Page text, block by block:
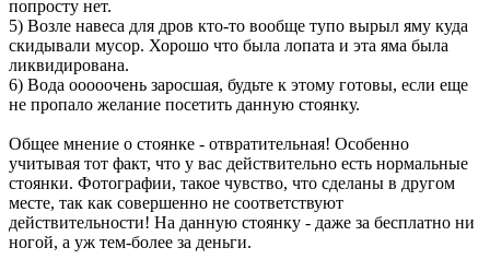
попросту нет.
5) Возле навеса для дров кто-то вообще тупо вырыл яму куда
скидывали мусор. Хорошо что была лопата и эта яма была
ликвидирована.
6) Вода ооооочень заросшая, будьте к этому готовы, если еще
не пропало желание посетить данную стоянку.
Общее мнение о стоянке - отвратительная! Особенно
учитывая тот факт, что у вас действительно есть нормальные
стоянки. Фотографии, такое чувство, что сделаны в другом
месте, так как совершенно не соответствуют
действительности! На данную стоянку - даже за бесплатно ни
ногой, а уж тем-более за деньги.